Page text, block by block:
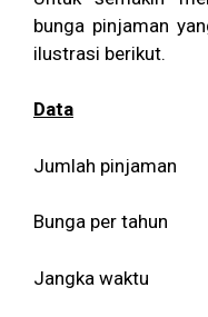
bunga pinjaman
ilustrasi berikut.
Data
Jumlah pinjaman
Bunga per tahun
Jangka waktu :